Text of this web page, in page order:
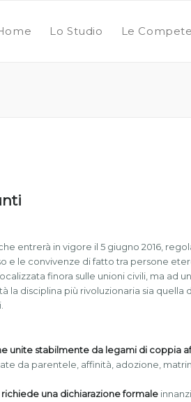
Lo Studio Le
entrerà in vigore il 5 giugno 2016,
e le convivenze di fatto tra persone
finora sulle unioni civili, ma ad
la disciplina più rivoluzionaria sia quella
unite stabilmente da legami di coppia
da parentele, affinità, adozione,
richiede una dichiarazione formale